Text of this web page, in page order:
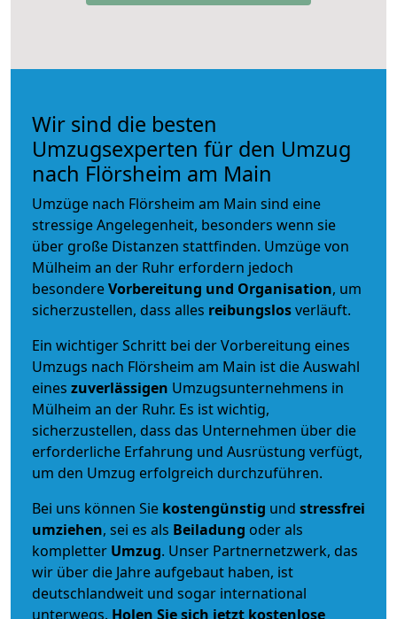
Wir sind die besten
Umzugsexperten für den Umzug
nach Flörsheim am Main
Umzüge nach Flörsheim am Main sind eine
stressige Angelegenheit, besonders wenn sie
über große Distanzen stattfinden. Umzüge von
Mülheim an der Ruhr erfordern jedoch
besondereVorbereitung und Organisation, um
sicherzustellen, dass alles reibungslosverläuft.
Ein wichtiger Schritt bei der Vorbereitung eines
Umzugs nach Flörsheim am Main ist die Auswahl
eines zuverlässigen Umzugsunternehmens in
Mülheim an der Ruhr. Es ist wichtig,
sicherzustellen, dass das Unternehmen über die
erforderliche Erfahrung und Ausrüstung verfügt,
um den Umzug erfolgreich durchzuführen.
Bei uns können Sie kostengünstig und stressfrei
umziehen, sei es als Beiladung oder als
kompletter Umzug. Unser Partnernetzwerk, das
wir über die Jahre aufgebaut haben, ist
deutschlandweit und sogar international
unterwegs. Holen Sie sich jetzt kostenlose